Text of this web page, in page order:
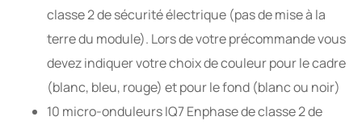
classe 2 de sécurité électrique (pas de mise à la
terre du module). Lors de votre précommande vous
devez indiquer votre choix de couleur pour le cadre
(blanc, bleu, rouge) et pour le fond (blanc ou noir)
10 micro-onduleurs IQ7 Enphase de classe 2 de